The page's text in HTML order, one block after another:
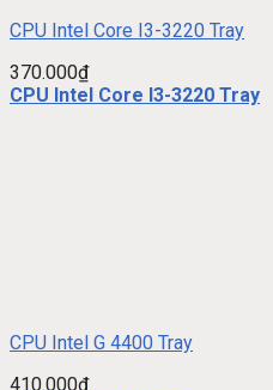
CPU Intel Core I3-3220 Tray
370.000₫
CPU Intel Core I3-3220 Tray
CPU Intel G 4400 Tray
410.000₫